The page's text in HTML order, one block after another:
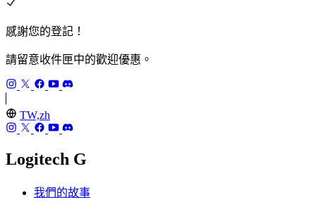
感謝您的登記！
請留意收件匣中的歡迎優惠。
TW,zh
Logitech G
我們的故事